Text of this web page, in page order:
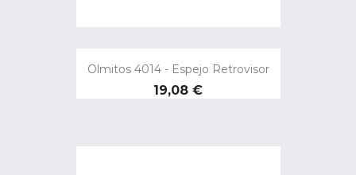
Olmitos 4014 - Espejo Retrovisor
Precio
19,08 €